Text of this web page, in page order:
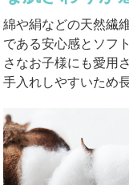
綿や絹などの天然繊
である安心感とソフ
さなお子様にも愛用
手入れしやすいため